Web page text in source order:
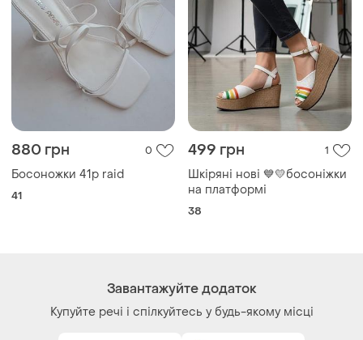
Ми у соц.мережах
Речі за кліком серця. Всі права захищені
© 2026
Shafa.ua